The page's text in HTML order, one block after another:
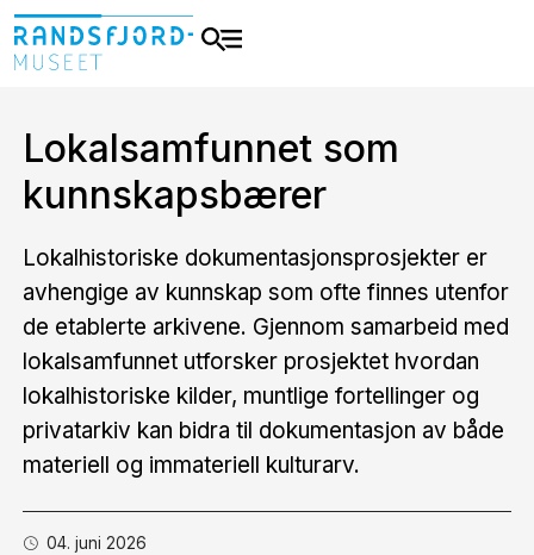
Lokalsamfunnet som
kunnskapsbærer
Lokalhistoriske dokumentasjonsprosjekter er
avhengige av kunnskap som ofte finnes utenfor
de etablerte arkivene. Gjennom samarbeid med
lokalsamfunnet utforsker prosjektet hvordan
lokalhistoriske kilder, muntlige fortellinger og
privatarkiv kan bidra til dokumentasjon av både
materiell og immateriell kulturarv.
04. juni 2026